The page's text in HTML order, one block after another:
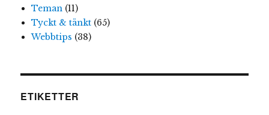
Teman(11)
Tyckt & tänkt(65)
Webbtips (38)
ETIKETTER